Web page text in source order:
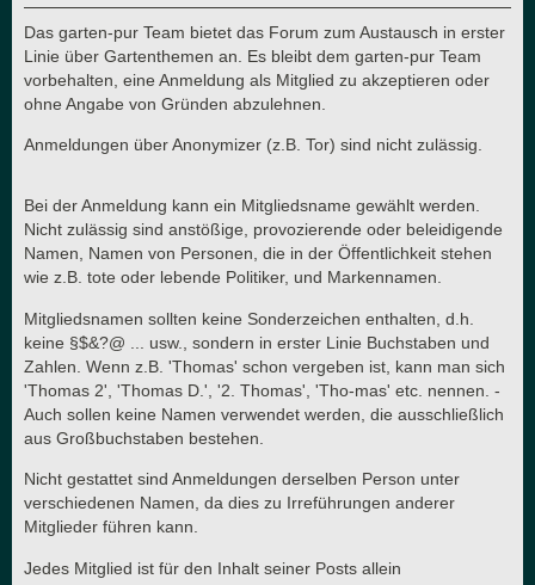
Das garten-pur Team bietet das Forum zum Austausch in erster
Linie über Gartenthemen an. Es bleibt dem garten-pur Team
vorbehalten, eine Anmeldung als Mitglied zu akzeptieren oder
ohne Angabe von Gründen abzulehnen.
Anmeldungen über Anonymizer (z.B. Tor) sind nicht zulässig.
Bei der Anmeldung kann ein Mitgliedsname gewählt werden.
Nicht zulässig sind anstößige, provozierende oder beleidigende
Namen, Namen von Personen, die in der Öffentlichkeit stehen
wie z.B. tote oder lebende Politiker, und Markennamen.
Mitgliedsnamen sollten keine Sonderzeichen enthalten, d.h.
keine §$&?@ ... usw., sondern in erster Linie Buchstaben und
Zahlen. Wenn z.B. 'Thomas' schon vergeben ist, kann man sich
'Thomas 2', 'Thomas D.', '2. Thomas', 'Tho-mas' etc. nennen. -
Auch sollen keine Namen verwendet werden, die ausschließlich
aus Großbuchstaben bestehen.
Nicht gestattet sind Anmeldungen derselben Person unter
verschiedenen Namen, da dies zu Irreführungen anderer
Mitglieder führen kann.
Jedes Mitglied ist für den Inhalt seiner Posts allein